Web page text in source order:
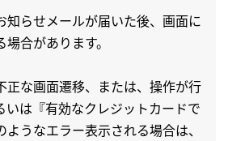
知らせメールが届いた後、画面に
合があります。
正な画面遷移、または、操作が行
いは『有効なクレジットカードで
うなエラー表示される場合は、